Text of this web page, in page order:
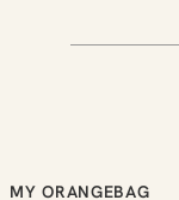
MY ORANGEBAG